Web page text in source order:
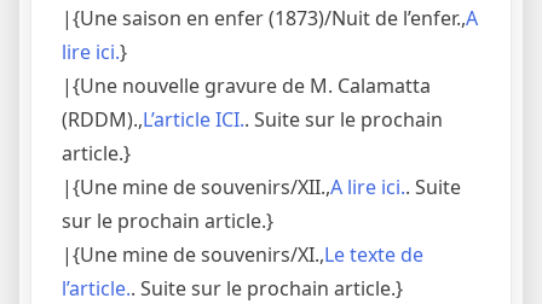
|{Une saison en enfer (1873)/Nuit de l’enfer.,A
lire ici.}
|{Une nouvelle gravure de M. Calamatta
(RDDM).,L’article ICI.. Suite sur le prochain
article.}
|{Une mine de souvenirs/XII.,A lire ici.. Suite
sur le prochain article.}
|{Une mine de souvenirs/XI.,Le texte de
l’article.. Suite sur le prochain article.}